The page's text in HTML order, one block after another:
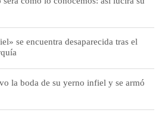
se encuentra desaparecida tras el
la boda de su yerno infiel y se armó